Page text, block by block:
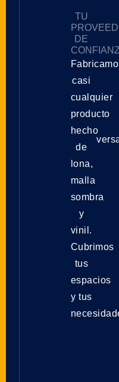
TU
DE
casi
cualquier
producto
hecho
de
lona,
malla
sombra
y
vinil.
Cubrimos
tus
espacios
y tus